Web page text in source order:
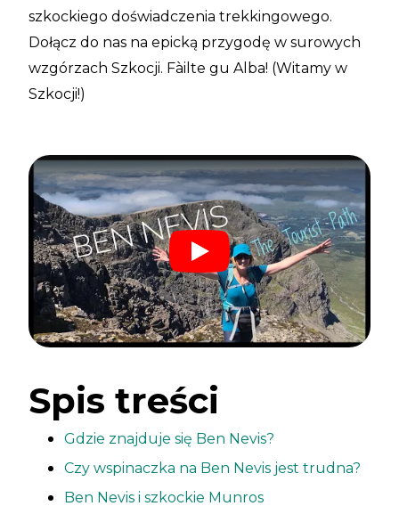
szkockiego doświadczenia trekkingowego.
Dołącz do nas na epicką przygodę w surowych
wzgórzach Szkocji. Fàilte gu Alba! (Witamy w
Szkocji!)
Spis treści
Gdzie znajduje się Ben Nevis?
Czy wspinaczka na Ben Nevis jest trudna?
Ben Nevis i szkockie Munros